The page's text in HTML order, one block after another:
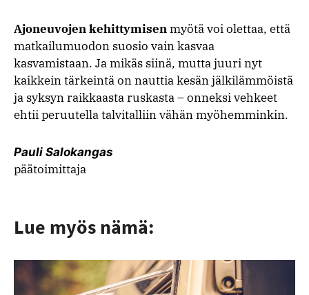
Ajoneuvojen kehittymisenmyötä voi olettaa, että
matkailumuodon suosio vain kasvaa
kasvamistaan. Ja mikäs siinä, mutta juuri nyt
kaikkein tärkeintä on nauttia kesän jälkilämmöistä
ja syksyn raikkaasta ruskasta – onneksi vehkeet
ehtii peruutella talvitalliin vähän myöhemminkin.
Pauli Salokangas
päätoimittaja
Lue myös nämä: